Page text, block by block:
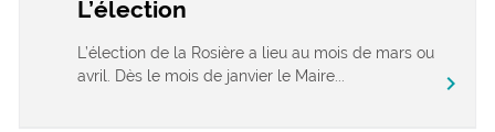
L’élection
L’élection de la Rosière a lieu au mois de mars ou
avril. Dès le mois de janvier le Maire...
chevron_right